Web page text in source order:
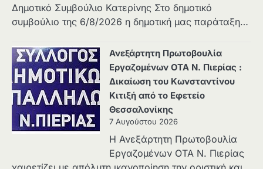
Δημοτικό Συμβούλιο Κατερίνης Στο δημοτικό
συμβούλιο της 6/8/2026 η δημοτική μας παράταξη…
Ανεξάρτητη Πρωτοβουλία
Εργαζομένων ΟΤΑ Ν. Πιερίας :
Δικαίωση του Κωνσταντίνου
Κιτιξή από το Εφετείο
Θεσσαλονίκης
7 Αυγούστου 2026
Η Ανεξάρτητη Πρωτοβουλία
Εργαζομένων ΟΤΑ Ν. Πιερίας